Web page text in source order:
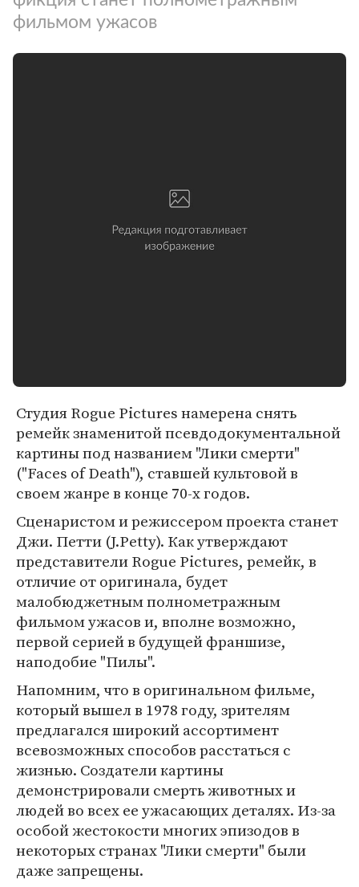
фильмом ужасов
Студия Rogue Pictures намерена снять
ремейк знаменитой псевдодокументальной
картины под названием "Лики смерти"
("Faces of Death"), ставшей культовой в
своем жанре в конце 70-х годов.
Сценаристом и режиссером проекта станет
Джи. Петти (J.Petty). Как утверждают
представители Rogue Pictures, ремейк, в
отличие от оригинала, будет
малобюджетным полнометражным
фильмом ужасов и, вполне возможно,
первой серией в будущей франшизе,
наподобие "Пилы".
Напомним, что в оригинальном фильме,
который вышел в 1978 году, зрителям
предлагался широкий ассортимент
всевозможных способов расстаться с
жизнью. Создатели картины
демонстрировали смерть животных и
людей во всех ее ужасающих деталях. Из-за
особой жестокости многих эпизодов в
некоторых странах "Лики смерти" были
даже запрещены.